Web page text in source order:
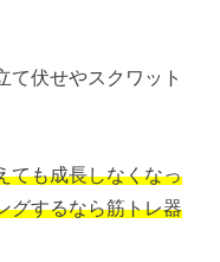
て伏せやスクワット
ても成長しなくなっ
グするなら筋トレ器